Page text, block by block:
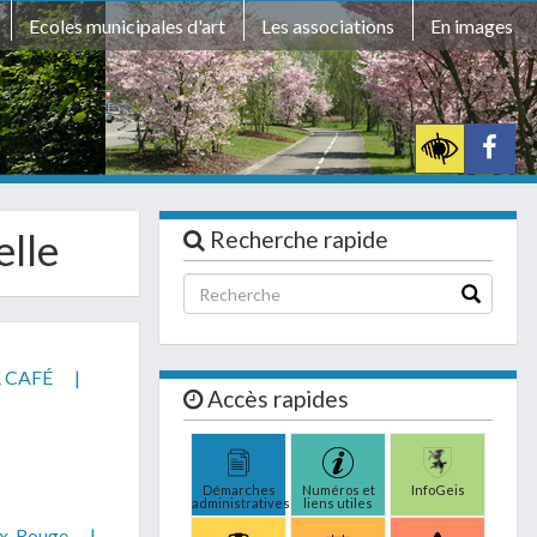
Ecoles municipales d'art Les associations En images
CAFÉ
|
Recherche rapide
Accès rapides
Démarches
administratives
Numéros et
liens utiles
InfoGeis